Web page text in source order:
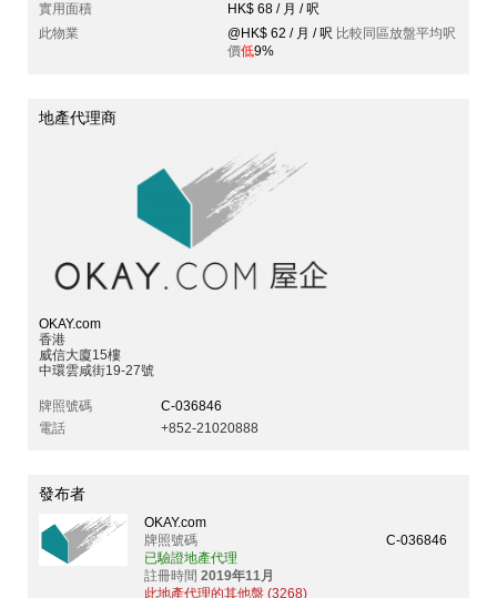
實用面積
HK$ 68 / 月 / 呎
此物業
@HK$ 62 / 月 / 呎 比較同區放盤平均呎
價低9%
地產代理商
OKAY.com
香港
威信大廈15樓
中環雲咸街19-27號
牌照號碼
C-036846
電話
+852-21020888
發布者
OKAY.com
牌照號碼
C-036846
已驗證地產代理
註冊時間 2019年11月
此地產代理的其他盤 (3268)